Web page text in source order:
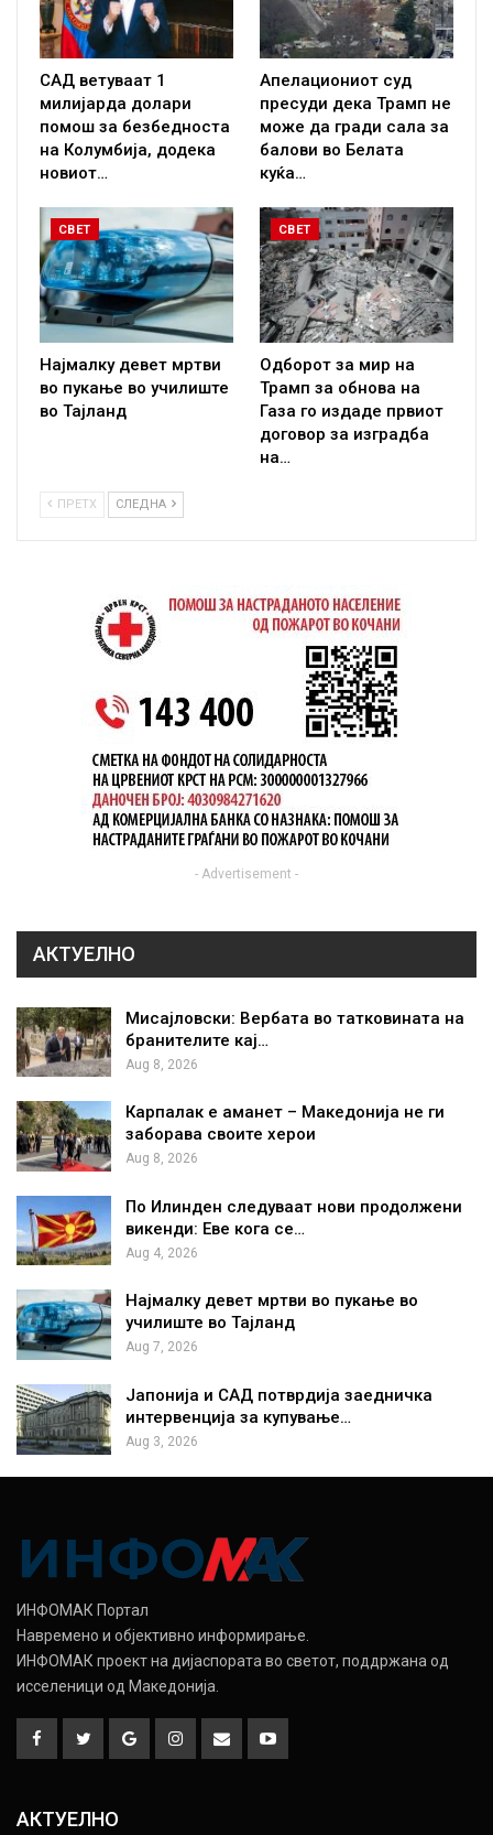
САД ветуваат 1
милијарда долари
помош за безбедноста
на Колумбија, додека
новиот…
Апелациониот суд
пресуди дека Трамп не
може да гради сала за
балови во Белата
куќа…
СВЕТ
Најмалку девет мртви
во пукање во училиште
во Тајланд
СВЕТ
Одборот за мир на
Трамп за обнова на
Газа го издаде првиот
договор за изградба
на…
ПРЕТХ СЛЕДНА
- Advertisement -
АКТУЕЛНО
Мисајловски: Вербата во татковината на
бранителите кај…
Aug 8, 2026
Карпалак е аманет – Македонија не ги
заборава своите херои
Aug 8, 2026
По Илинден следуваат нови продолжени
викенди: Еве кога се…
Aug 4, 2026
Најмалку девет мртви во пукање во
училиште во Тајланд
Aug 7, 2026
Јапонија и САД потврдија заедничка
интервенција за купување…
Aug 3, 2026
ИНФОМАК Портал
Навремено и објективно информирање.
ИНФОМАК проект на дијаспората во светот, поддржана од
исселеници од Македонија.
АКТУЕЛНО